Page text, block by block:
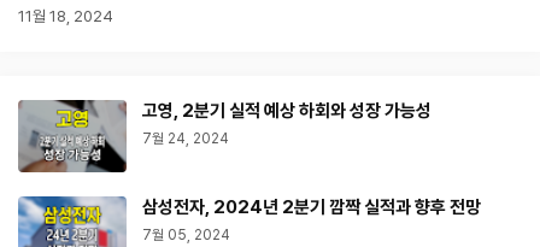
11월 18, 2024
고영, 2분기 실적 예상 하회와 성장 가능성
7월 24, 2024
삼성전자, 2024년 2분기 깜짝 실적과 향후 전망
7월 05, 2024